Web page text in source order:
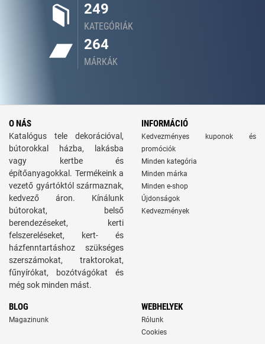
249
KATEGÓRIÁK
264
MÁRKÁK
O NÁS
Katalógus tele dekorációval,
bútorokkal házba, lakásba
vagy kertbe és
építőanyagokkal. Termékeink a
vezető gyártóktól származnak,
kedvező áron. Kínálunk
bútorokat, belső
berendezéseket, kerti
felszereléseket, kert- és
házfenntartáshoz szükséges
szerszámokat, traktorokat,
fűnyírókat, bozótvágókat és
még sok minden mást.
INFORMÁCIÓ
Kedvezményes kuponok és
promóciók
Minden kategória
Minden márka
Minden e-shop
Újdonságok
Kedvezmények
BLOG
Magazinunk
WEBHELYEK
Rólunk
Cookies